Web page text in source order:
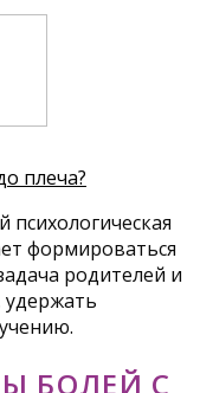
плеча?
психологическая
формироваться
родителей и
удержать
БОЛЕЙ С